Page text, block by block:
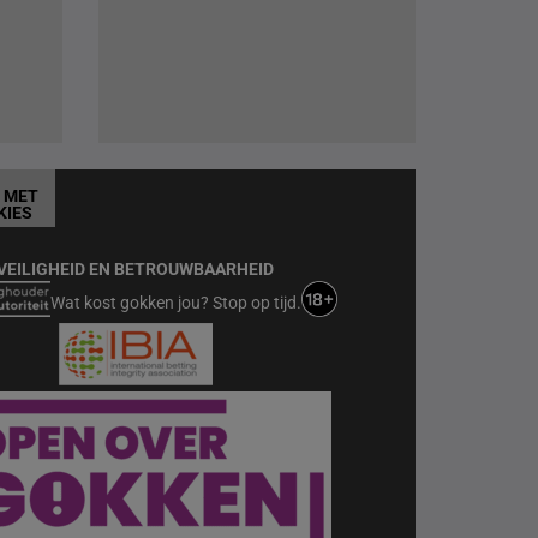
EN BETROUWBAARHEID
Wat kost gokken jou? Stop op tijd.